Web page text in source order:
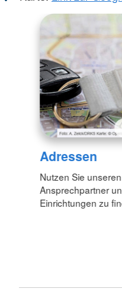
Adressen
Nutzen Sie
Ansprechpartner
Einrichtungen zu